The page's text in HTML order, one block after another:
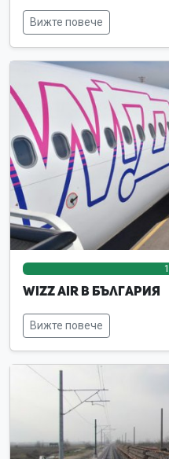
Вижте повече
Wizz Air в България
Вижте повече